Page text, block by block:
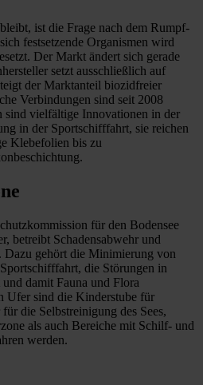
ist die Frage nach dem Rumpf-
festsetzende Organismen wird
Der Markt ändert sich gerade
setzt ausschließlich auf
der Marktanteil biozidfreier
Verbindungen sind seit 2008
vielfältige Innovationen in der
in der Sportschifffahrt, sie reichen
Klebefolien bis zu
für den Bodensee
betreibt Schadensabwehr und
Dazu gehört die Minimierung von
die Störungen in
damit Fauna und Flora
Ufer sind die Kinderstube für
die Selbstreinigung des Sees,
als auch Bereiche mit Schilf- und
werden.